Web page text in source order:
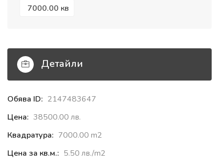
7000.00 кв
Детайли
Обява ID: 2147483647
Цена: 38500.00 лв.
Квадратура: 7000.00 m2
Цена за кв.м.: 5.50 лв./m2